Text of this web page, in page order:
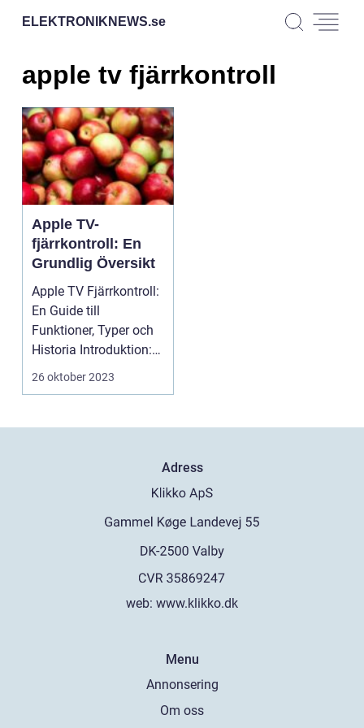
ELEKTRONIKNEWS.se
apple tv fjärrkontroll
Apple TV-
fjärrkontroll: En
Grundlig Översikt
Apple TV Fjärrkontroll:
En Guide till
Funktioner, Typer och
Historia Introduktion:
Apple TV-fjärrko...
26 oktober 2023
Adress
web: www.klikko.dk
Menu
Annonsering
Om oss